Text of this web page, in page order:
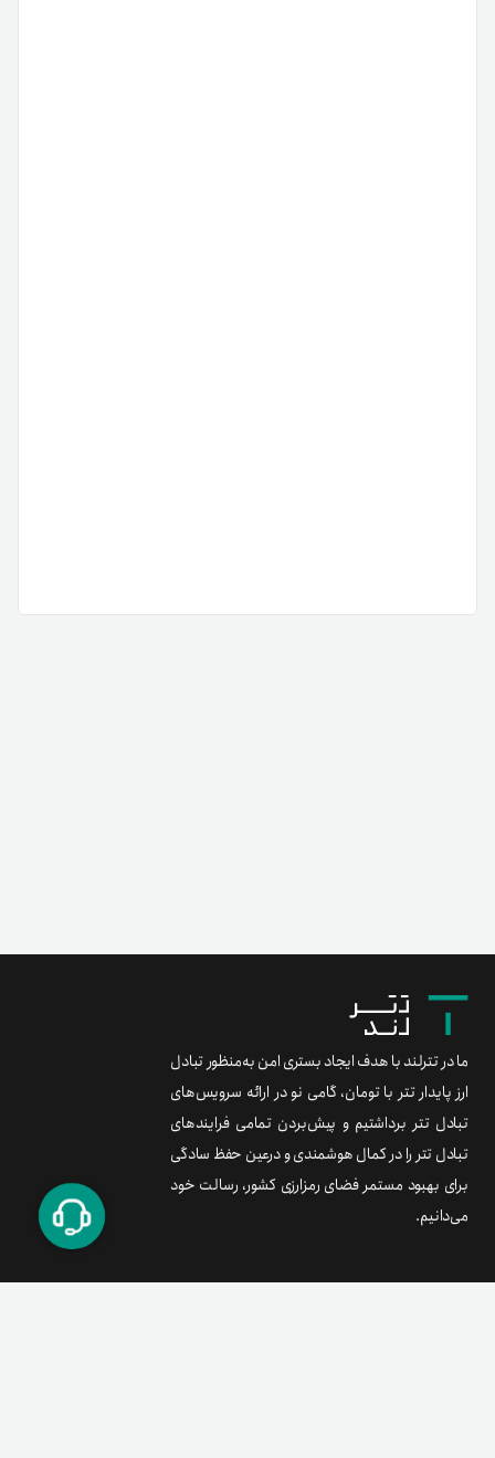
ما در تترلند با هدف ایجاد بستری امن به‌منظور تبادل
ارز پایدار تتر با تومان، گامی نو در ارائه سرویس‌های
تبادل تتر برداشتیم و پیش‌بردن تمامی فرایندهای
تبادل تتر را در کمال هوشمندی و درعین حفظ سادگی
برای بهبود مستمر فضای رمزارزی کشور، رسالت خود
می‌دانیم.